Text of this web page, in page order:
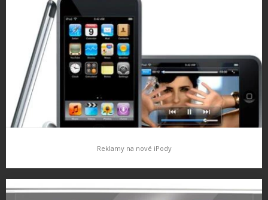
Problém s anténou a aféra okolo je promílána médii téměř
denně, již to stálo místo nejednoho zaměstance Apple. Ale
problém s anténou není jen problém Applu, to je jasné, dříve…
Reklamy na nové iPody
Reklamy na nové iPody